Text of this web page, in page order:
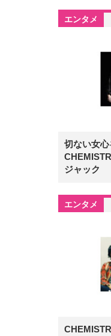
エンタメ
切ない女
ジャック
エンタメ